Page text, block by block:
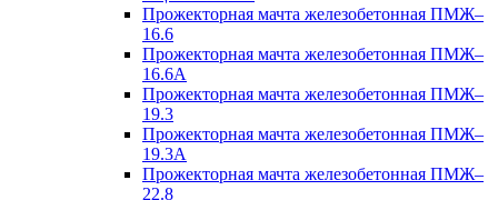
Прожекторная мачта железобетонная ПМЖ–
16.6
Прожекторная мачта железобетонная ПМЖ–
16.6А
Прожекторная мачта железобетонная ПМЖ–
19.3
Прожекторная мачта железобетонная ПМЖ–
19.3А
Прожекторная мачта железобетонная ПМЖ–
22.8